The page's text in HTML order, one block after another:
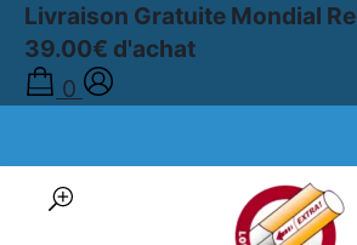
🔍
Accueil › Boutique
Boîte de 250 Tubes à Cigarettes GIZEH Silver
Livraison Gratuite Mondial
39.00€ d'achat
0